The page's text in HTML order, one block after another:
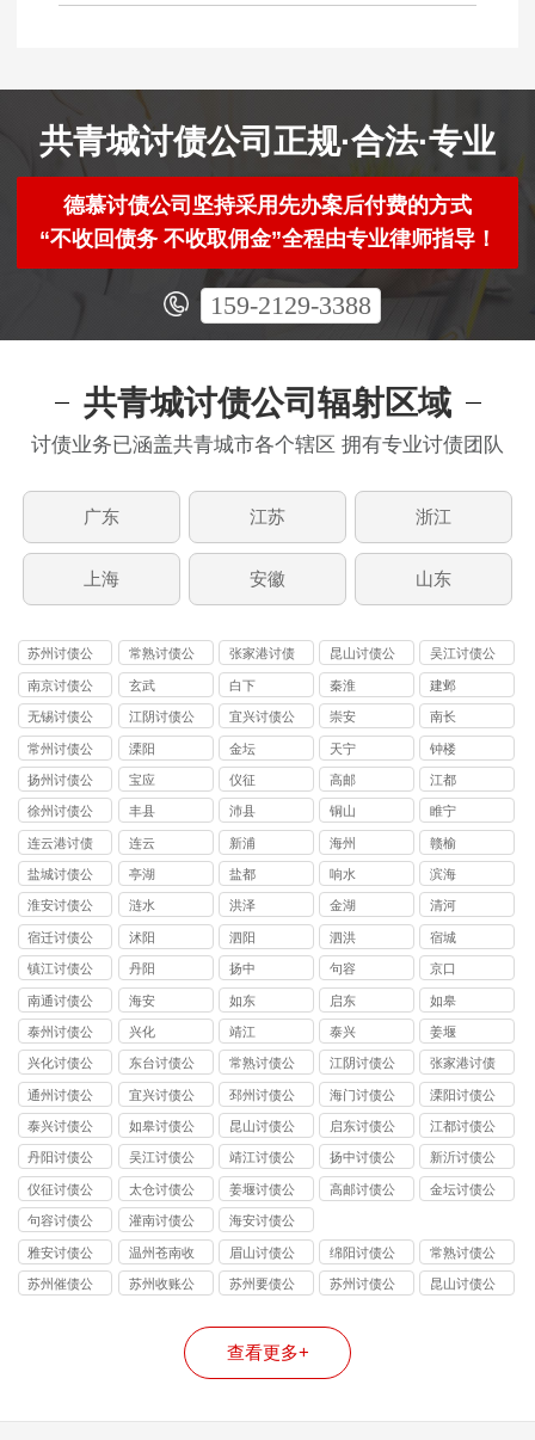
共青城讨债公司正规·合法·专业
德慕讨债公司坚持采用先办案后付费的方式
“不收回债务 不收取佣金”全程由专业律师指导！
159-2129-3388
共青城讨债公司辐射区域
讨债业务已涵盖共青城市各个辖区 拥有专业讨债团队
广东 江苏 浙江
上海 安徽 山东
苏州讨债公
司
常熟讨债公
司
张家港讨债
公司
昆山讨债公
司
吴江讨债公
司
南京讨债公
司
玄武 白下 秦淮 建邺
无锡讨债公
司
江阴讨债公
司
宜兴讨债公
司
崇安 南长
常州讨债公
司
溧阳 金坛 天宁 钟楼
扬州讨债公
司
宝应 仪征 高邮 江都
徐州讨债公
司
丰县 沛县 铜山 睢宁
连云港讨债
公司
连云 新浦 海州 赣榆
盐城讨债公
司
亭湖 盐都 响水 滨海
淮安讨债公
司
涟水 洪泽 金湖 清河
宿迁讨债公
司
沭阳 泗阳 泗洪 宿城
镇江讨债公
司
丹阳 扬中 句容 京口
南通讨债公
司
海安 如东 启东 如皋
泰州讨债公
司
兴化 靖江 泰兴 姜堰
兴化讨债公
司
东台讨债公
司
常熟讨债公
司
江阴讨债公
司
张家港讨债
公司
通州讨债公
司
宜兴讨债公
司
邳州讨债公
司
海门讨债公
司
溧阳讨债公
司
泰兴讨债公
司
如皋讨债公
司
昆山讨债公
司
启东讨债公
司
江都讨债公
司
丹阳讨债公
司
吴江讨债公
司
靖江讨债公
司
扬中讨债公
司
新沂讨债公
司
仪征讨债公
司
太仓讨债公
司
姜堰讨债公
司
高邮讨债公
金坛讨债公
句容讨债公
司
灌南讨债公
司
海安讨债公
司
雅安讨债公
司
温州苍南收
账公司
眉山讨债公
司
绵阳讨债公
司
常熟讨债公
司
苏州催债公
苏州收账公
苏州要债公
苏州讨债公
昆山讨债公
查看更多+